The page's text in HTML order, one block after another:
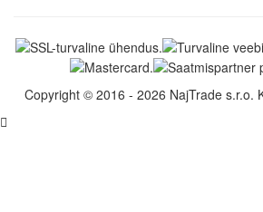
Copyright © 2016 - 2026 NajTrade s.r.o.